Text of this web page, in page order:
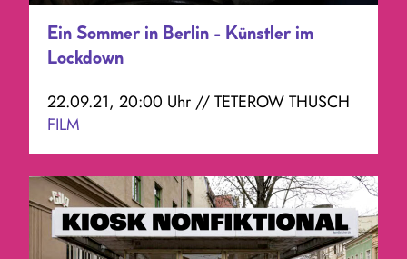
Ein Sommer in Berlin - Künstler im
Lockdown
22.09.21, 20:00 Uhr // TETEROW THUSCH
FILM